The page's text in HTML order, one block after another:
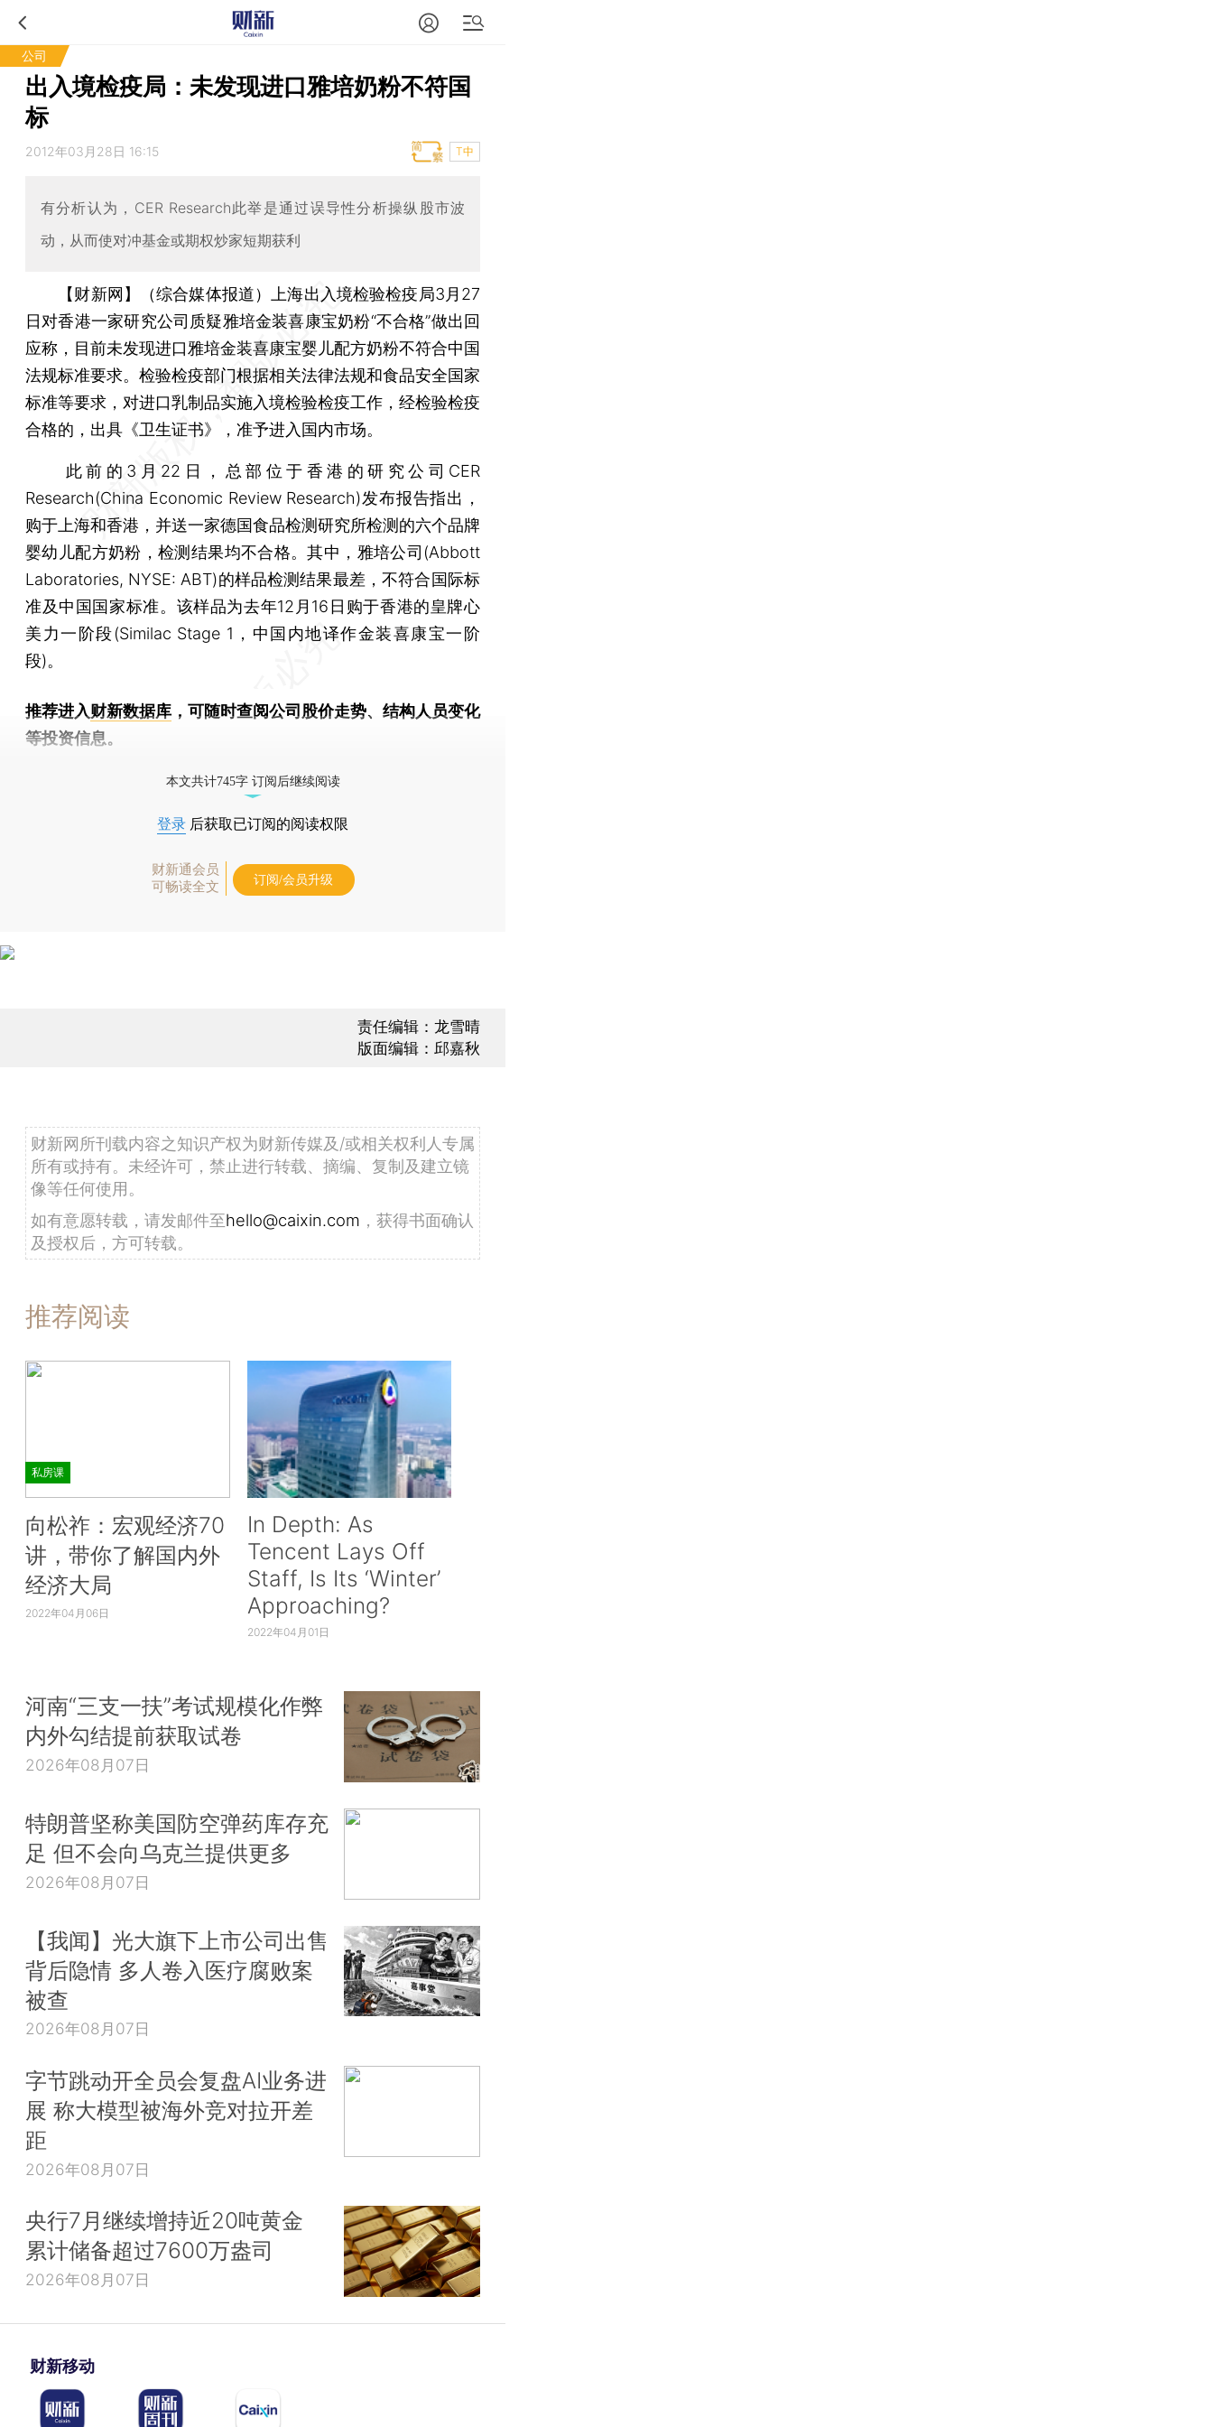
公司
出入境检疫局：未发现进口雅培奶粉不符国
标
2012年03月28日 16:15 T中
有分析认为，CER Research此举是通过误导性分析操纵股市波
动，从而使对冲基金或期权炒家短期获利
【财新网】（综合媒体报道）
上海出入境检验检疫局3月27
日对香港一家研究公司质疑雅培金装喜康宝奶粉“不合格”做出回
应称，目前未发现进口雅培金装喜康宝婴儿配方奶粉不符合中国
法规标准要求。检验检疫部门根据相关法律法规和食品安全国家
标准等要求，对进口乳制品实施入境检验检疫工作，经检验检疫
合格的，出具《卫生证书》，准予进入国内市场。
此前的3月22日，总部位于香港的研究公司CER
Research(China Economic Review Research)发布报告指出，
购于上海和香港，并送一家德国食品检测研究所检测的六个品牌
婴幼儿配方奶粉，检测结果均不合格。其中，雅培公司(Abbott
Laboratories, NYSE: ABT)的样品检测结果最差，不符合国际标
准及中国国家标准。该样品为去年12月16日购于香港的皇牌心
美力一阶段(Similac Stage 1，中国内地译作金装喜康宝一阶
段)。
推荐进入财新数据库 ，可随时查阅公司股价走势、结构人员变化
等投资信息。
本文共计745字 订阅后继续阅读
登录 后获取已订阅的阅读权限
财新通会员
可畅读全文
订阅/会员升级
责任编辑：龙雪晴
版面编辑：邱嘉秋
财新网所刊载内容之知识产权为财新传媒及/或相关权利人专属
所有或持有。未经许可，禁止进行转载、摘编、复制及建立镜
像等任何使用。
如有意愿转载，请发邮件至hello@caixin.com ，获得书面确认
及授权后，方可转载。
推荐阅读
私房课
向松祚：宏观经济70
讲，带你了解国内外
经济大局
2022年04月06日
In Depth: As
Tencent Lays Off
Staff, Is Its ‘Winter’
Approaching?
2022年04月01日
河南“三支一扶”考试规模化作弊
内外勾结提前获取试卷
2026年08月07日
特朗普坚称美国防空弹药库存充
足 但不会向乌克兰提供更多
2026年08月07日
【我闻】光大旗下上市公司出售
背后隐情 多人卷入医疗腐败案
被查
2026年08月07日
字节跳动开全员会复盘AI业务进
展 称大模型被海外竞对拉开差
距
2026年08月07日
央行7月继续增持近20吨黄金
累计储备超过7600万盎司
2026年08月07日
财新移动